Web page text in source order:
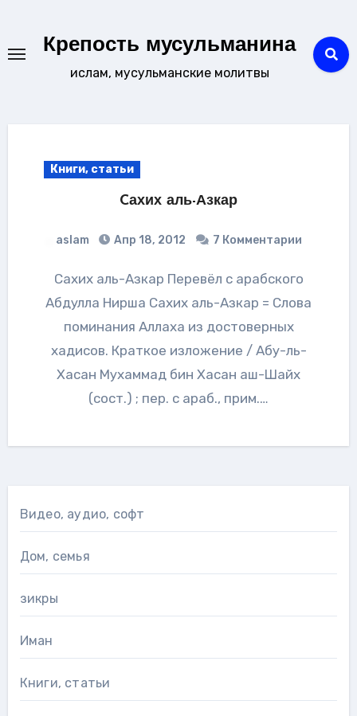
содержаниюКрепость мусульманина
ислам, мусульманские молитвы
Книги, статьи
Cахих аль-Азкар
aslam Апр 18, 2012 7 Комментарии
Cахих аль-Азкар Перевёл с арабского
Абдулла Нирша Cахих аль-Азкар = Слова
поминания Аллаха из достоверных
хадисов. Краткое изложение / Абу-ль-
Хасан Мухаммад бин Хасан аш-Шайх
(сост.) ; пер. с араб., прим.…
Видео, аудио, софт
Дом, семья
зикры
Иман
Книги, статьи